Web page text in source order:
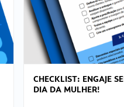
CHECKLIST: ENGAJE
DIA DA MULHER!